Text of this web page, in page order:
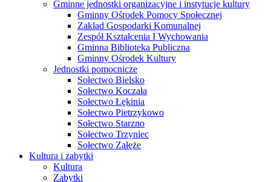
Gminne jednostki organizacyjne i instytucje kultury
Gminny Ośrodek Pomocy Społecznej
Zakład Gospodarki Komunalnej
Zespół Kształcenia I Wychowania
Gminna Biblioteka Publiczna
Gminny Ośrodek Kultury
Jednostki pomocnicze
Sołectwo Bielsko
Sołectwo Koczała
Sołectwo Łękinia
Sołectwo Pietrzykowo
Sołectwo Starzno
Sołectwo Trzyniec
Sołectwo Załęże
Kultura i zabytki
Kultura
Zabytki